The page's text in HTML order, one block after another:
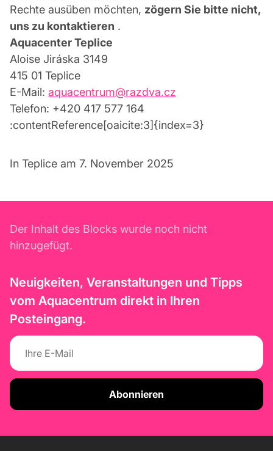
Rechte ausüben möchten, zögern Sie bitte nicht,
uns zu kontaktieren .
Aquacenter Teplice
Aloise Jiráska 3149
415 01 Teplice
E-Mail: aquacentrum@razdva.cz
Telefon: +420 417 577 164
:contentReference[oaicite:3]{index=3}
In Teplice am 7. November 2025
Der Inhalt des Blocks wurde noch nicht
hinzugefügt.
Neuigkeiten, Veranstaltungen und Tipps
vom Aquacentrum direkt in Ihren
Posteingang.
Abonnieren